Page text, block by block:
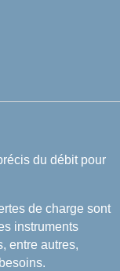
du débit pour
de charge sont
instruments
entre autres,